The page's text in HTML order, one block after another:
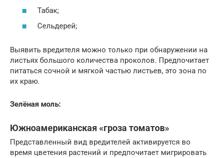
Табак;
Сельдерей;
Выявить вредителя можно только при обнаружении на
листьях большого количества проколов. Предпочитает
питаться сочной и мягкой частью листьев, это зона по
их краю.
Зелёная моль:
Южноамериканская «гроза томатов»
Представленный вид вредителей активируется во
время цветения растений и предпочитает мигрировать